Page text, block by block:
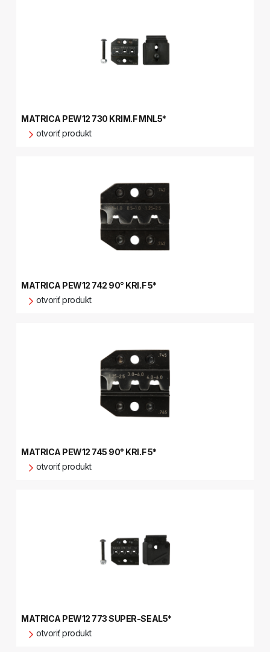
MATRICA PEW12 730 KRIM.F MNL5*
otvoriť produkt
MATRICA PEW12 742 90° KRI.F 5*
otvoriť produkt
MATRICA PEW12 745 90° KRI.F 5*
otvoriť produkt
MATRICA PEW12 773 SUPER-SEAL5*
otvoriť produkt